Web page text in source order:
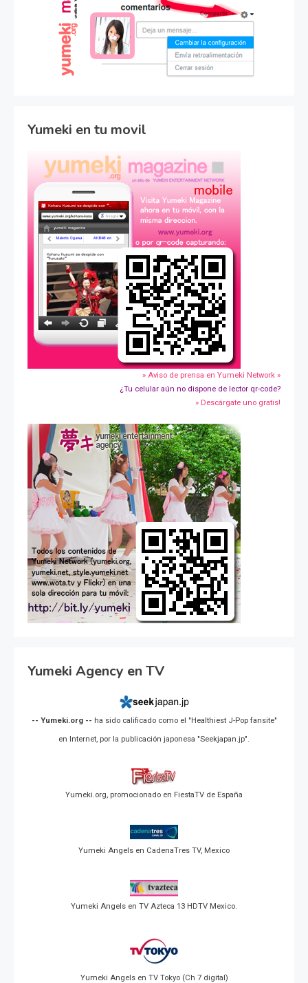
Yumeki en tu movil
» Aviso de prensa en Yumeki Network »
¿Tu celular aún no dispone de lector qr-code?
» Descárgate uno gratis!
Yumeki Agency en TV
-- Yumeki.org -- ha sido calificado como el "Healthiest J-Pop fansite"
en Internet, por la publicación japonesa "Seekjapan.jp".
Yumeki.org, promocionado en FiestaTV de España
Yumeki Angels en CadenaTres TV, Mexico
Yumeki Angels en TV Azteca 13 HDTV Mexico.
Yumeki Angels en TV Tokyo (Ch 7 digital)